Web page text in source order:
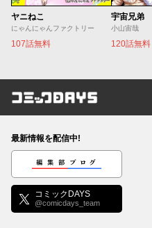
ヤニねこ
にゃんにゃんファクトリー
107話無料
宇宙兄弟
小山宙哉
120話無料
コミックDAYS
最新情報を配信中!
編集部ブログ
コミックDAYS
@comicdays_team